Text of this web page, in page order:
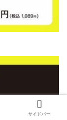
サイドバー